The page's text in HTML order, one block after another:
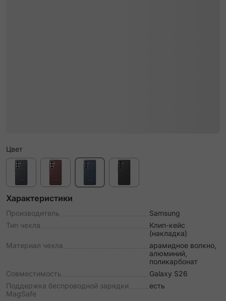
Цвет
Характеристики
Производитель
Samsung
Тип чехла
Клип-кейс
(накладка)
Материал чехла
арамидное волкно,
алюминий,
поликарбонат
Совместимость
Galaxy S26
Поддержка беспроводной зарядки
MagSafe
есть